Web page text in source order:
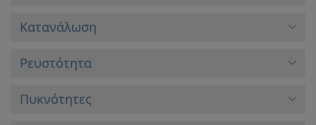
Κατανάλωση
Ρευστότητα
Πυκνότητες